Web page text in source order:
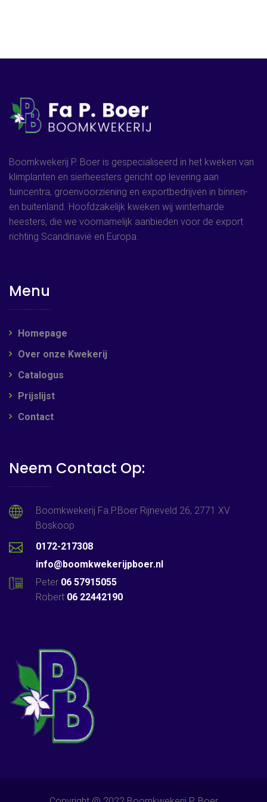
Boomkwekerij P. Boer is gespecialiseerd in het kweken van
klimplanten en sierheesters gericht op levering aan
tuincentra, groenvoorziening en exportbedrijven in binnen-
en buitenland. Hoofdzakelijk kweken wij winterharde
heesters, die we voornamelijk aanbieden voor de export
richting Scandinavië en Europa.
Menu
Homepage
Over onze Kwekerij
Catalogus
Prijslijst
Contact
Neem Contact Op:
Boomkwekerij Fa.P.Boer Rijneveld 26, 2771 XV
Boskoop
0172-217308
info@boomkwekerijpboer.nl
Peter 06 57915055
Robert 06 22442190